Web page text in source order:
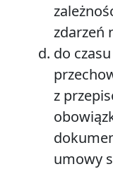
zdarzeń
do
z
umowy